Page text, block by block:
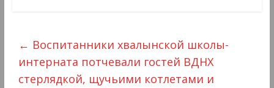
← Воспитанники хвалынской школы-
интерната потчевали гостей ВДНХ
стерлядкой, щучьими котлетами и